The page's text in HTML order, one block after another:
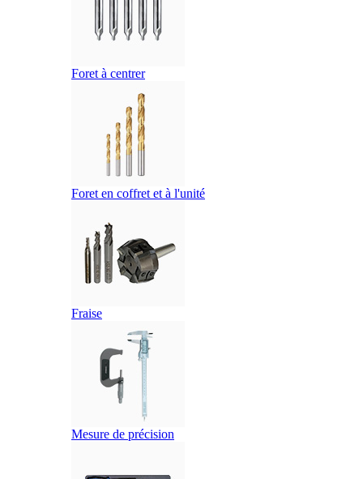
Foret à centrer
Foret en coffret et à l'unité
Fraise
Mesure de précision